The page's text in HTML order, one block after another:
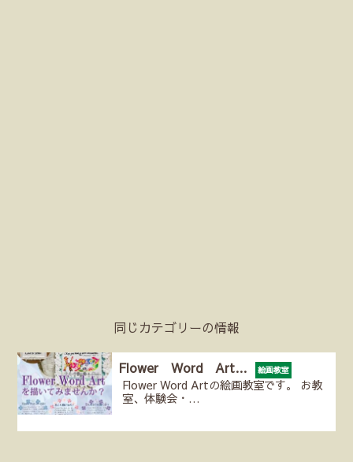
同じカテゴリーの情報
Flower Word Art… 絵画教室
Flower Word Artの絵画教室です。 お教
室、体験会・…